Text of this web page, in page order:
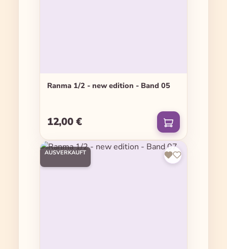
Ranma 1/2 - new edition - Band 05
Regulärer Preis:
12,00 €
AUSVERKAUFT